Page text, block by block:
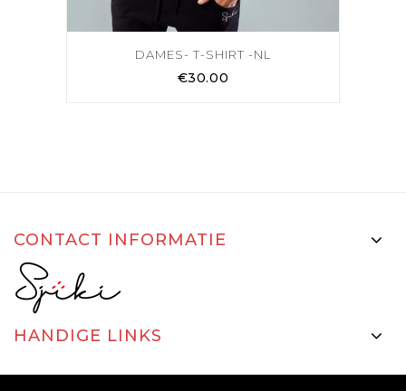
DAMES- T-SHIRT -NL
€30.00
CONTACT INFORMATIE
HANDIGE LINKS